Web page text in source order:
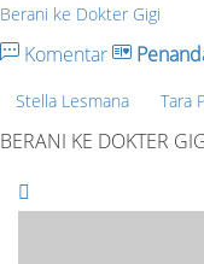
Berani ke Dokter Gigi
Komentar
Stella Lesmana Tara
BERANI KE DOKTER